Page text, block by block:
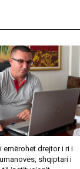
emërohet drejtor i ri i
shqiptari i